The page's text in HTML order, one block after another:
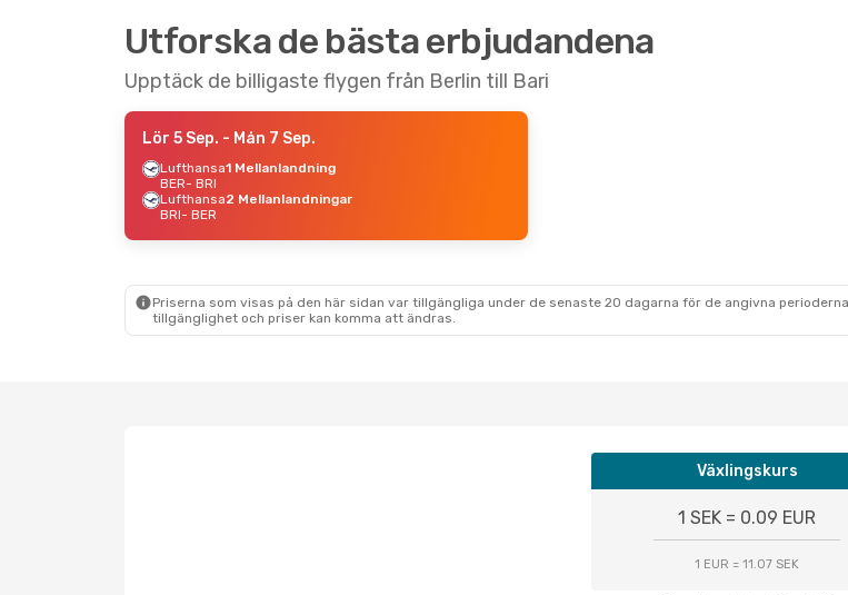
Utforska de bästa erbjudandena
Upptäck de billigaste flygen från Berlin till Bari
Lör 5 Sep. - Mån 7 Sep.
Lufthansa1 Mellanlandning
BER- BRI
Lufthansa2 Mellanlandningar
BRI- BER
Priserna som visas på den här sidan var tillgängliga under de senaste 20 dagarna för de angivna
tillgänglighet och priser kan komma att ändras.
Växlingskurs
1 SEK = 0.09 EUR
1 EUR = 11.07 SEK